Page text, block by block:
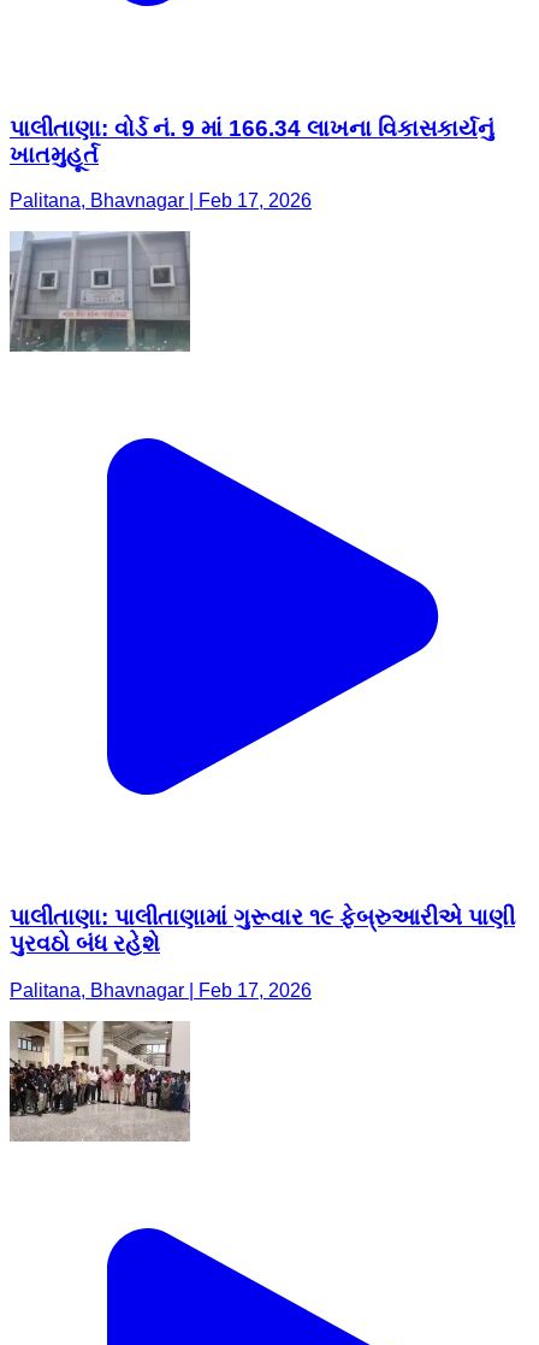
પાલીતાણા: વોર્ડ નં. 9 માં 166.34 લાખના વિકાસકાર્યનું
ખાતમુહૂર્ત
Palitana, Bhavnagar | Feb 17, 2026
પાલીતાણા: પાલીતાણામાં ગુરૂવાર ૧૯ ફેબ્રુઆરીએ પાણી
પુરવઠો બંધ રહેશે
Palitana, Bhavnagar | Feb 17, 2026